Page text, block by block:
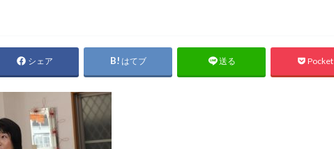
シェア はてブ 送る Pocket